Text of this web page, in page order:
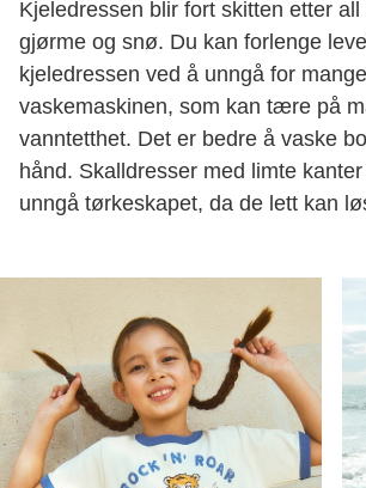
Kjeledressen blir fort skitten etter all
gjørme og snø. Du kan forlenge
kjeledressen ved å unngå for
vaskemaskinen, som kan tære på
vanntetthet. Det er bedre å vaske
hånd. Skalldresser med limte
unngå tørkeskapet, da de lett kan